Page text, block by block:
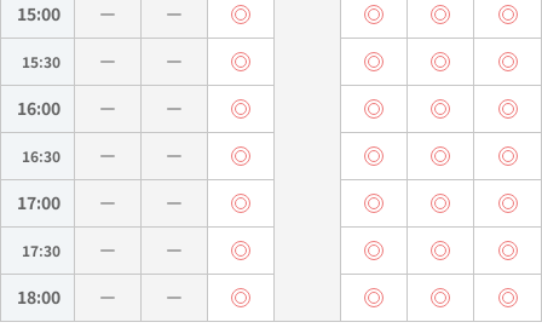
15:00
15:30
16:00
16:30
17:00
17:30
18:00